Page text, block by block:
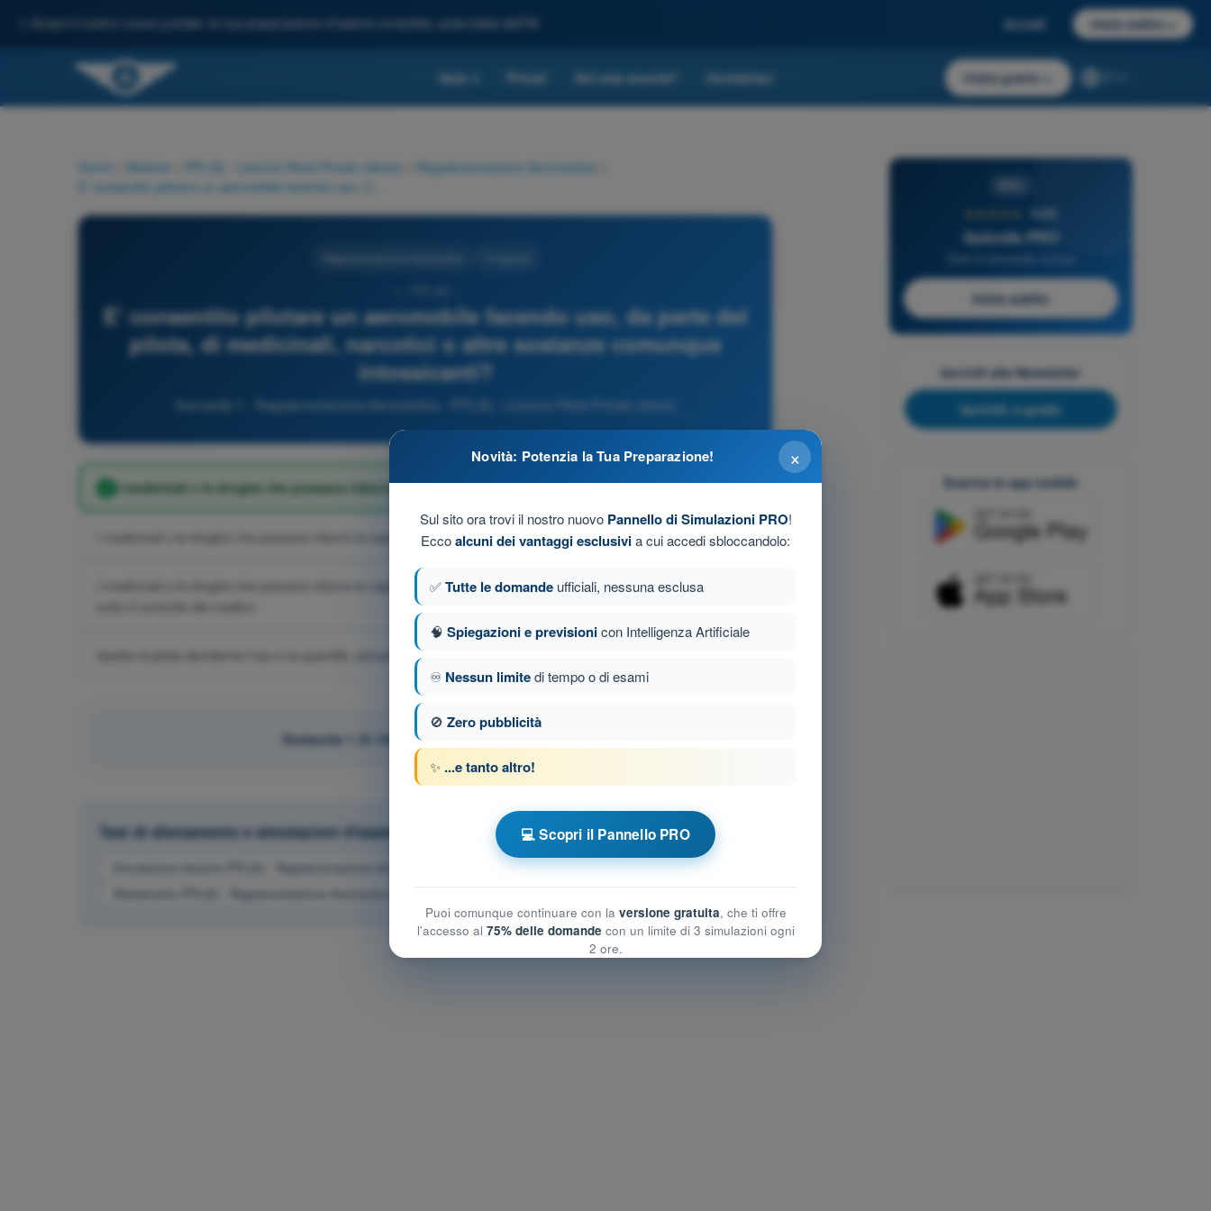
Scopri il nostro nuovo portale: la tua preparazione d'esame completa, potenziata dall'IA Accedi Inizia subito
Quiz Prezzi Sei una scuola? Contattaci Inizia gratis
Home Materie PPL(A) - Licenza Pilota Privato (Aerei) Regolamentazione Aeronautica
E' consentito pilotare un aeromobile facendo uso, da parte del
pilota, di medicinali, narcotici o altre sostanze comunque
intossicanti?
Domanda 1 - Regolamentazione Aeronautica - PPL(A) - Licenza Pilota Privato (Aerei)
I medicinali o le droghe che possano ridurre le capacità di capire ed agire, sono proibite
I medicinali o le droghe che possano ridurre le capacità di capire ed agire sono permesse in dose moderata
I medicinali o le droghe che possano ridurre le capacità di capire ed agire sono permesse in dose moderata,
Spetta al pilota deciderne l'uso e la quantità, sempre che tale uso non riduca la capacità di intendere e di agire.
Domanda 1 di 195
Test di allenamento e simulazioni d'esame a tempo PPL(A) - Licenza Pilota Privato (Aerei)
Simulazione d'esame PPL(A) - Regolamentazione Aeronautica
Allenamento PPL(A) - Regolamentazione Aeronautica
4,6/5
Quizvds PRO
Inizia subito
Iscriviti alla Newsletter
Iscriviti, è gratis
Scarica le app mobile
×
Novità: Potenzia la Tua Preparazione!
Sul sito ora trovi il nostro nuovo Pannello di Simulazioni PRO!
Eccoalcuni dei vantaggi esclusivia cui accedi sbloccandolo:
✅Tutte le domande ufficiali, nessuna esclusa
🧠 Spiegazioni e previsionicon Intelligenza Artificiale
♾️ Nessun limitedi tempo o di esami
🚫 Zero pubblicità
✨ ...e tanto altro!
💻 Scopri il Pannello PRO
Puoi comunque continuare con la versione gratuita, che ti offre
l'accesso al 75% delle domande con un limite di 3 simulazioni ogni
2 ore.